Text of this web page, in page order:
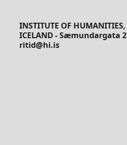
INSTITUTE OF
ICELAND - Sæmundargata
ritid@hi.is